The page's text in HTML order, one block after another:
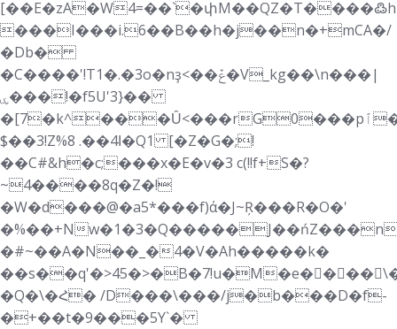
[��E�zA�W4=��`�փM��QZ�T����߷h
���I���i.6��B��h�j��n�+mCA�/
�Db�
�C����'!T1�.�3o�nҙ<��ݞ�V_kg��\n���|
ۑ���!�f5U'3}��
�[7�k^���Ȗ<���rG0���pٱ�ϐ��ӌ$=̛bWJw�X��~��"_
$��3!Z%8 .��4ߊ�Q1 [�Z�G�;!
��C#&h�c;���x�E�v�3 c(!!f+S�?
~4����8q�Z�!
�W�d���@�a5*���f)ά�J~Ŗ���R�O�'
�%��+N
�#~��A�N��_�4�V�Ah�����k�
�Q�\�Հ� /D���\���/j�b���D�f-
�+��t�9���5Y`�